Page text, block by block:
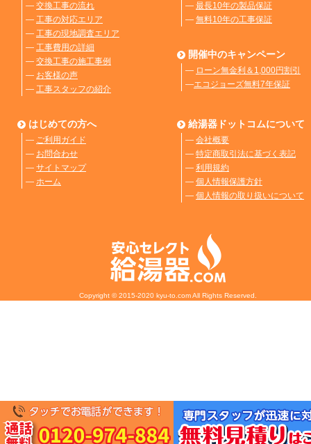
― 交換工事の流れ
― 工事の対応エリア
― 工事の現地調査エリア
― 工事費用の詳細
― 交換工事の施工事例
― お客様の声
― 工事スタッフの紹介
― 最長10年の製品保証
― 無料10年の工事保証
開催中のキャンペーン
― ローン無金利＆1,000円割引
―エコジョーズ無料7年保証
はじめての方へ
― ご利用ガイド
― お問合わせ
― サイトマップ
― ホーム
給湯器ドットコムについて
― 会社概要
― 特定商取引法に基づく表記
― 利用規約
― 個人情報保護方針
― 個人情報の取り扱いについて
Copyright © 2015-2020 kyu-to.com All Rights Reserved.